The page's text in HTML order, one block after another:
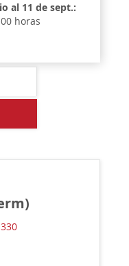
al 11 de sept.:
horas